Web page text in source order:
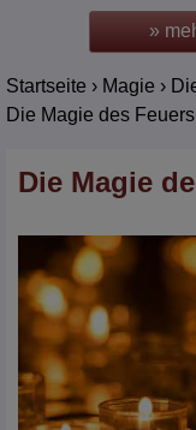
»
Startseite › Magie ›
Die Magie des
Die Magie